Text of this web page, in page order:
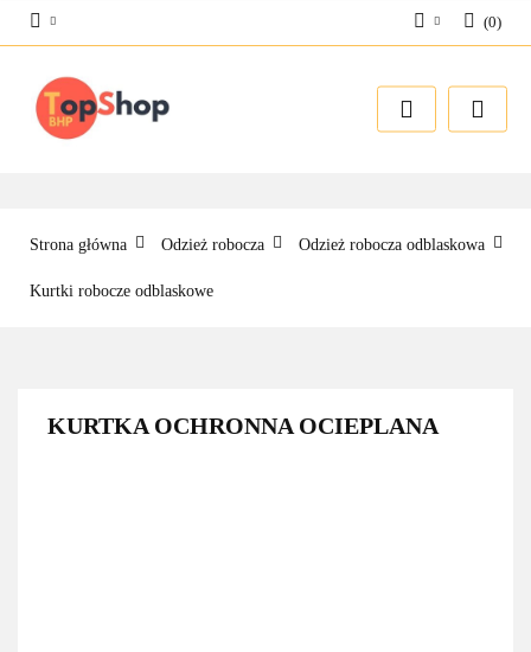
Zarejestruj się
(0)
Strona główna Odzież robocza Odzież robocza odblaskowa
Kurtki robocze odblaskowe
KURTKA OCHRONNA OCIEPLANA